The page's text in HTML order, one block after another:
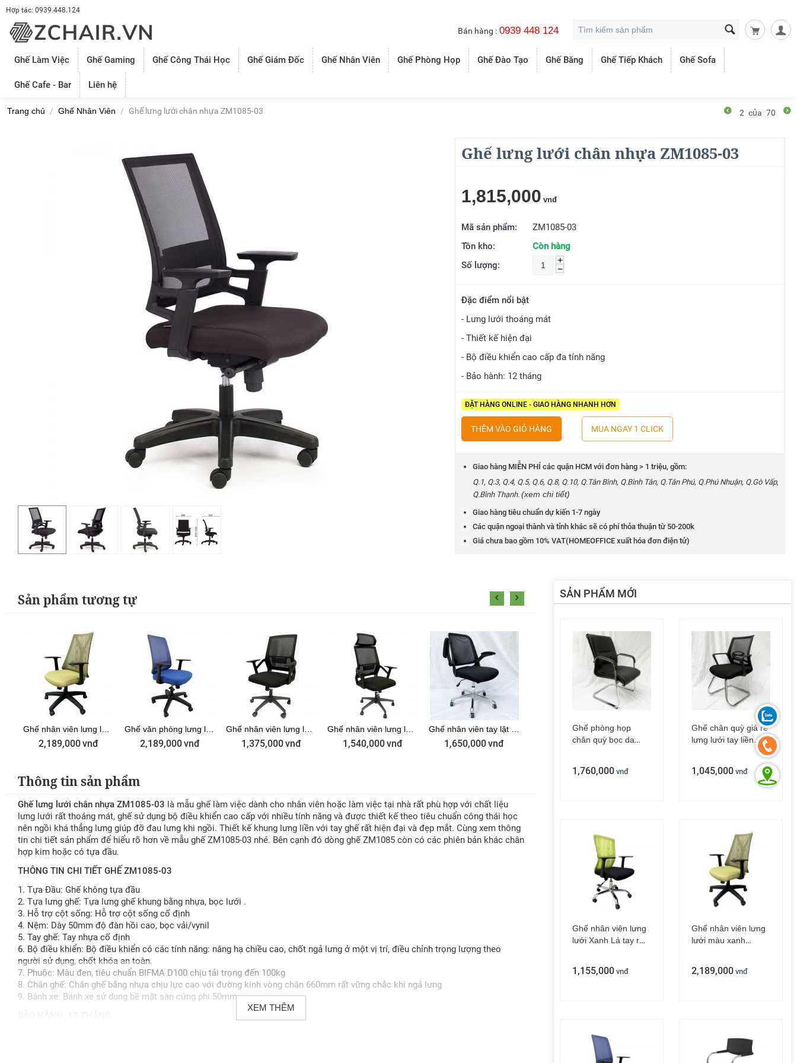
Hợp tác: 0939.448.124
Giỏ hàng
Bán hàng : 0939 448 124
Ghế Làm Việc Ghế Gaming Ghế Công Thái Học Ghế Giám Đốc Ghế Nhân Viên Ghế Phòng Họp Ghế Đào Tạo Ghế Băng Ghế Tiếp Khách Ghế Sofa
Ghế Cafe - Bar Liên hệ
Trang chủ / Ghế Nhân Viên / Ghế lưng lưới chân nhựa ZM1085-03 2 của 70
Ghế lưng lưới chân nhựa ZM1085-03
1,815,000 vnđ
Mã sản phẩm:
ZM1085-03
Tồn kho:
Còn hàng
Số lượng:
+
−
Đặc điểm nổi bật
- Lưng lưới thoáng mát
- Thiết kế hiện đại
- Bộ điều khiển cao cấp đa tính năng
- Bảo hành: 12 tháng
ĐẶT HÀNG ONLINE - GIAO HÀNG NHANH HƠN
THÊM VÀO GIỎ HÀNG MUA NGAY 1 CLICK
Giao hàng MIỄN PHÍ các quận HCM với đơn hàng > 1 triệu, gồm:
Q.1, Q.3, Q.4, Q.5, Q.6, Q.8, Q.10, Q.Tân Bình, Q.Bình Tân, Q.Tân Phú, Q.Phú Nhuận, Q.Gò Vấp,
Q.Bình Thạnh. (xem chi tiết)
Giao hàng tiêu chuẩn dự kiến 1-7 ngày
Các quận ngoại thành và tỉnh khác sẽ có phí thỏa thuận từ 50-200k
Giá chưa bao gồm 10% VAT(HOMEOFFICE xuất hóa đơn điện tử)
Sản phẩm tương tự
Ghế nhân viên lưng lưới màu xanh M1087D-02
2,189,000vnđ
Ghế văn phòng lưng lưới tay rời màu xanh dương ZM1080-04
2,189,000vnđ
Ghế nhân viên lưng lưới ZMF716B
1,375,000vnđ
Ghế nhân viên lưng lưới có tựa đầu ZMF716A
1,540,000vnđ 1,650,000vnđ
Ghế nhân viên lưng thấp ZMF07
vnđ 2,640,000
Thông tin sản phẩm
Ghế lưng lưới chân nhựa ZM1085-03 là mẫu ghế làm việc dành cho nhân viên hoặc làm việc tại nhà rất phù hợp với chất liệu
lưng lưới rất thoáng mát, ghế sử dụng bộ điều khiển cao cấp với nhiều tính năng và được thiết kế theo tiêu chuẩn công thái học
nên ngồi khá thẳng lưng giúp đỡ đau lưng khi ngồi. Thiết kế khung lưng liền với tay ghế rất hiện đại và đẹp mắt. Cùng xem thông
tin chi tiết sản phẩm để hiểu rõ hơn về mẫu ghế ZM1085-03 nhé. Bên cạnh đó dòng ghế ZM1085 còn có các phiên bản khác chân
hợp kim hoặc có tựa đầu.
THÔNG TIN CHI TIẾT GHẾ ZM1085-03
1. Tựa Đầu: Ghế không tựa đầu
2. Tựa lưng ghế: Tựa lưng ghế khung bằng nhựa, bọc lưới .
3. Hỗ trợ cột sống: Hỗ trợ cột sống cố định
4. Nệm: Dày 50mm độ đàn hồi cao, bọc vải/vynil
5. Tay ghế: Tay nhựa cố định
6. Bộ điều khiển: Bộ điều khiển có các tính năng: nâng hạ chiều cao, chốt ngả lưng ở một vị trí, điều chỉnh trọng lượng theo
người sử dụng, chốt khóa an toàn.
7. Phuộc: Màu đen, tiêu chuẩn BIFMA D100 chịu tải trọng đến 100kg
8. Chân ghế: Chân ghế bằng nhựa chịu lực cao với đường kính vòng chân 660mm rất vững chắc khi ngả lưng
9. Bánh xe: Bánh xe sử dụng bề mặt sàn cứng phi 50mm
XEM THÊM
SẢN PHẨM MỚI
Ghế phòng họp
chân quỳ bọc da
1,760,000 vnđ
Ghế chân quỳ giá rẻ
lưng lưới tay liền
1,045,000 vnđ
Ghế nhân viên lưng
lưới Xanh Lá tay rời
1,155,000 vnđ
Ghế nhân viên lưng
lưới màu xanh
2,189,000 vnđ